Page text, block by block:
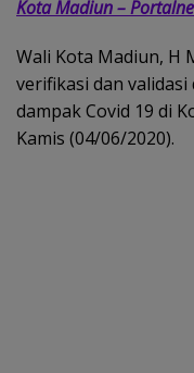
Kota Madiun –
Wali Kota Madiun, H
verifikasi dan
dampak Covid 19 di
Kamis (04/06/2020).